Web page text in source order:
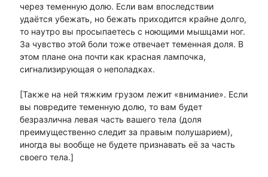
через теменную долю. Если вам впоследствии
удаётся убежать, но бежать приходится крайне долго,
то наутро вы просыпаетесь с ноющими мышцами ног.
За чувство этой боли тоже отвечает теменная доля. В
этом плане она почти как красная лампочка,
сигнализирующая о неполадках.
[Также на ней тяжким грузом лежит «внимание». Если
вы повредите теменную долю, то вам будет
безразлична левая часть вашего тела (доля
преимущественно следит за правым полушарием),
иногда вы вообще не будете признавать её за часть
своего тела.]